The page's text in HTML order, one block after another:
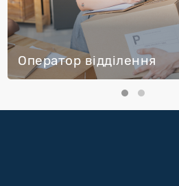
Оператор відділення